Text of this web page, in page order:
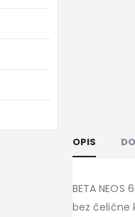
OPIS
BETA
bez čelične